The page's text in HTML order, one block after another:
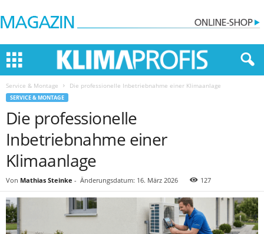
Service & Montage Die professionelle Inbetriebnahme einer Klimaanlage
SERVICE & MONTAGE
Die professionelle
Inbetriebnahme einer
Klimaanlage
Von Mathias Steinke - Änderungsdatum: 16. März 2026 127